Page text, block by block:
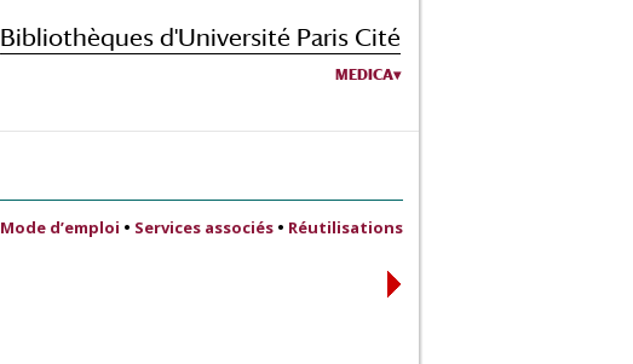
Bibliothèques d'Université Paris Cité
MEDICA
Mode d’emploi • Services associés • Réutilisations